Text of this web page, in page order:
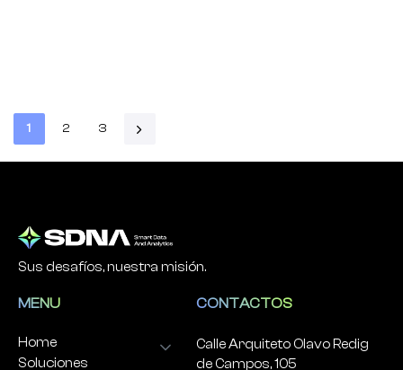
1 2 3
Sus desafíos, nuestra misión.
MENU
Home
Soluciones
CONTACTOS
Calle Arquiteto Olavo Redig
de Campos, 105